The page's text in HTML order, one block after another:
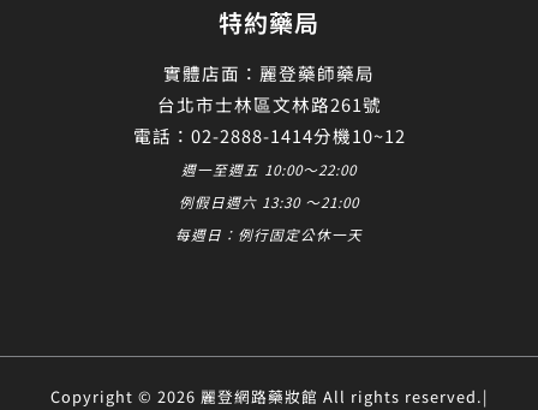
特約藥局
實體店面：麗登藥師藥局
台北市士林區文林路261號
電話：02-2888-1414分機10~12
週一至週五 10:00～22:00
例假日週六 13:30 ～21:00
每週日：例行固定公休一天
Copyright © 2026 麗登網路藥妝館 All rights reserved.|